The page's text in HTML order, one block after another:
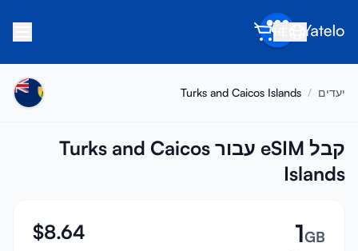
אודות
הרוויח
הפוך לשותף
יעדים /
Turks and Caicos Islands
קבל eSIM עבור Turks and Caicos
Islands
1GB
$8.64